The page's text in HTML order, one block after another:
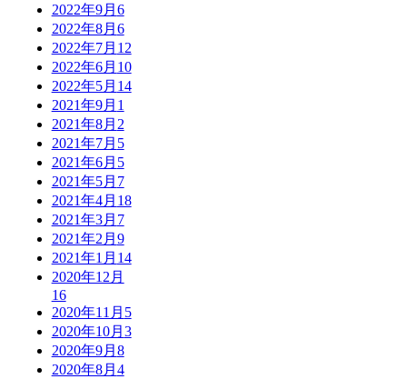
2022年9月 6
2022年8月 6
2022年7月 12
2022年6月 10
2022年5月 14
2021年9月 1
2021年8月 2
2021年7月 5
2021年6月 5
2021年5月 7
2021年4月 18
2021年3月 7
2021年2月 9
2021年1月 14
2020年12月
16
2020年11月 5
2020年10月 3
2020年9月 8
2020年8月 4